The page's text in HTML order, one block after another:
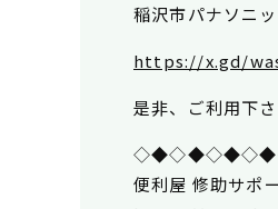
稲沢市パナソニ
https://x.gd/
是非、ご利用下さ
便利屋 修助サポ